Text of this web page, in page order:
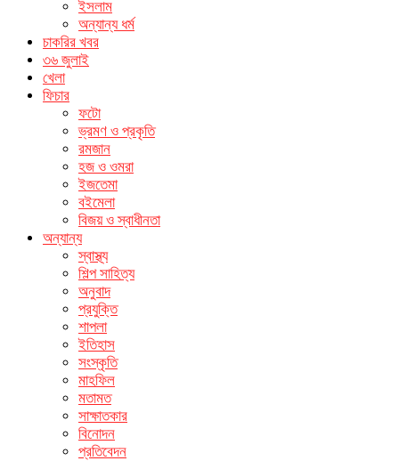
ইসলাম
অন্যান্য ধর্ম
চাকরির খবর
৩৬ জুলাই
খেলা
ফিচার
ফটো
ভ্রমণ ও প্রকৃতি
রমজান
হজ ও ওমরা
ইজতেমা
বইমেলা
বিজয় ও স্বাধীনতা
অন্যান্য
স্বাস্থ্য
শিল্প সাহিত্য
অনুবাদ
প্রযুক্তি
শাপলা
ইতিহাস
সংস্কৃতি
মাহফিল
মতামত
সাক্ষাতকার
বিনোদন
প্রতিবেদন